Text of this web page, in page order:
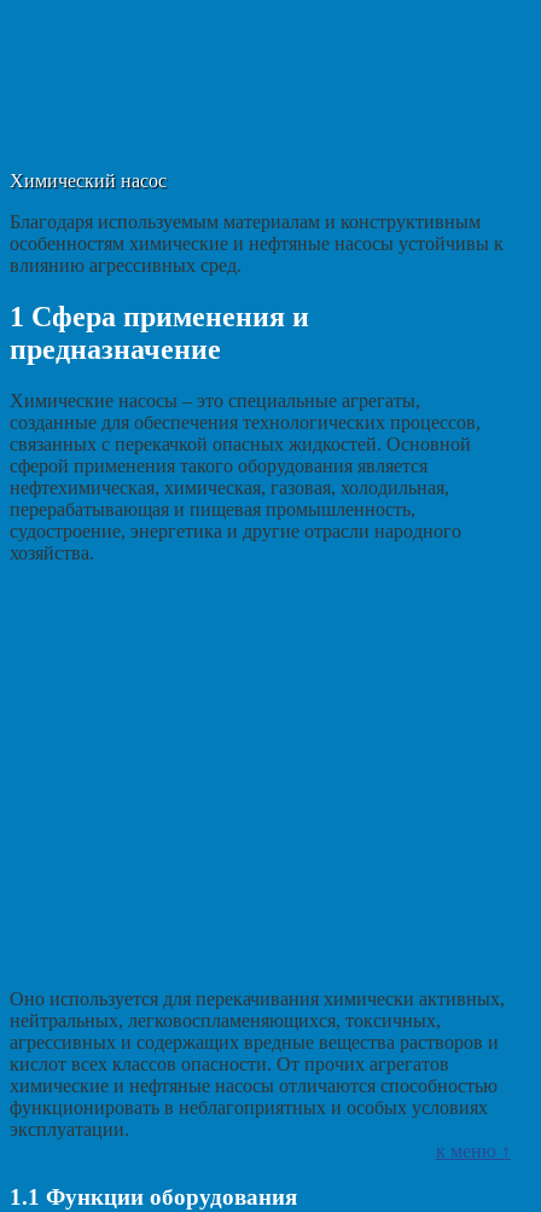
Химический насос
Благодаря используемым материалам и конструктивным
особенностям химические и нефтяные насосы устойчивы к
влиянию агрессивных сред.
1 Сфера применения и
предназначение
Химические насосы – это специальные агрегаты,
созданные для обеспечения технологических процессов,
связанных с перекачкой опасных жидкостей. Основной
сферой применения такого оборудования является
нефтехимическая, химическая, газовая, холодильная,
перерабатывающая и пищевая промышленность,
судостроение, энергетика и другие отрасли народного
хозяйства.
Оно используется для перекачивания химически активных,
нейтральных, легковоспламеняющихся, токсичных,
агрессивных и содержащих вредные вещества растворов и
кислот всех классов опасности. От прочих агрегатов
химические и нефтяные насосы отличаются способностью
функционировать в неблагоприятных и особых условиях
эксплуатации.
к меню ↑
1.1 Функции оборудования